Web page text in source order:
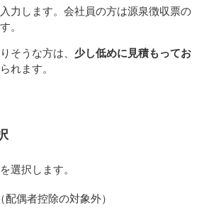
力します。会社員の方は源泉徴収票の
。
そうな方は、 少し低めに見積もってお
れます。
選択します。
偶者控除の対象外）